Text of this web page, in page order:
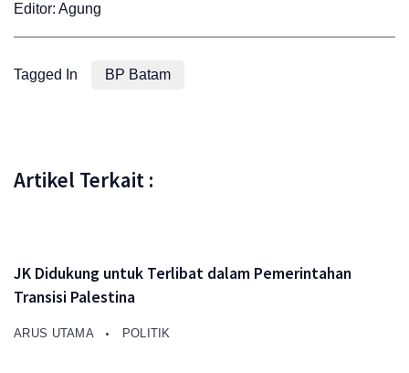
Editor: Agung
Tagged In BP Batam
Artikel Terkait :
JK Didukung untuk Terlibat dalam Pemerintahan
Transisi Palestina
ARUS UTAMA POLITIK